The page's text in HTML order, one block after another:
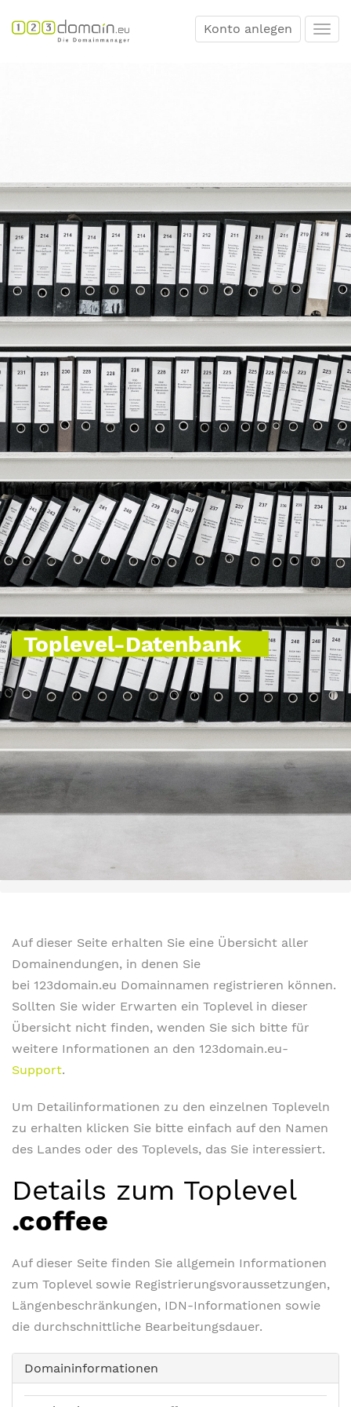
Konto anlegen
Toplevel-Datenbank
Auf dieser Seite erhalten Sie eine Übersicht aller
Domainendungen, in denen Sie
bei 123domain.eu Domainnamen registrieren können.
Sollten Sie wider Erwarten ein Toplevel in dieser
Übersicht nicht finden, wenden Sie sich bitte für
weitere Informationen an den 123domain.eu-
Support.
Um Detailinformationen zu den einzelnen Topleveln
zu erhalten klicken Sie bitte einfach auf den Namen
des Landes oder des Toplevels, das Sie interessiert.
Details zum Toplevel
.coffee
Auf dieser Seite finden Sie allgemein Informationen
zum Toplevel sowie Registrierungsvoraussetzungen,
Längenbeschränkungen, IDN-Informationen sowie
die durchschnittliche Bearbeitungsdauer.
Domaininformationen